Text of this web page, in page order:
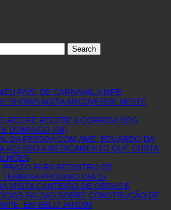
PAÍS: DE CARNAVAL A MPB,
SHOWS AGITA ARCOVERDE NESTE
RECIFE RECEBE A CORRIDA DOS
DOMINGO (08)
DA PESSOA COM AME, EDUARDO DA
ACESSO A MEDICAMENTO QUE CUSTA
PARA REGISTRO DE
PRÓXIMO DIA 15
VISITA CANTEIRO DE OBRAS E
FALSAS SOBRE CONSTRUÇÃO DE
EM BELO JARDIM